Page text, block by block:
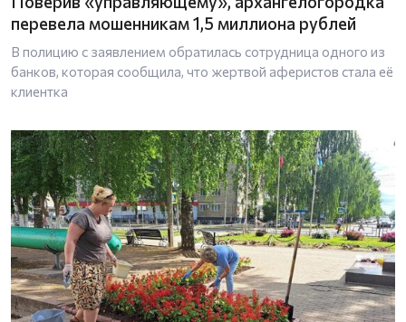
перевела мошенникам 1,5 миллиона рублей
В полицию с заявлением обратилась сотрудница одного из
банков, которая сообщила, что жертвой аферистов стала её
клиентка